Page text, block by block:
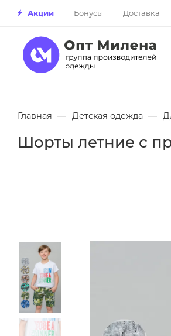
Акции Бонусы Доставка
Главная — Детская одежда —
Шорты летние с